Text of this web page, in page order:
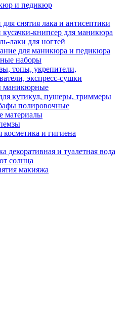
и педикюр
снятия лака и антисептики
кусачки-книпсер для маникюра
лаки для ногтей
для маникюра и педикюра
наборы
топы, укрепители,
экспресс-сушки
кутикул, пушеры, триммеры
полировочные
материалы
косметика и гигиена
декоративная и туалетная вода
солнца
макияжа